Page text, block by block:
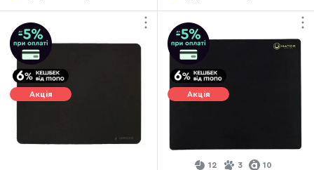
Акція Акція
12 3 10